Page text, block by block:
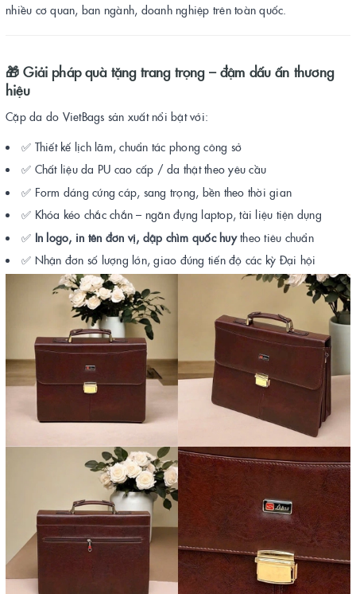
nhiều cơ quan, ban ngành, doanh nghiệp trên toàn quốc.
🎁Giải pháp quà tặng trang trọng – đậm dấu ấn thương
hiệu
Cặp da do VietBags sản xuất nổi bật với:
✅ Thiết kế lịch lãm, chuẩn tác phong công sở
✅ Chất liệu da PU cao cấp / da thật theo yêu cầu
✅ Form dáng cứng cáp, sang trọng, bền theo thời gian
✅ Khóa kéo chắc chắn – ngăn đựng laptop, tài liệu tiện dụng
✅ In logo, in tên đơn vị, dập chìm quốc huytheo tiêu chuẩn
✅ Nhận đơn số lượng lớn, giao đúng tiến độ các kỳ Đại hội